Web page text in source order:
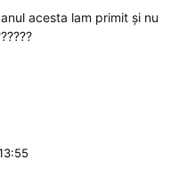
acesta lam primit și nu